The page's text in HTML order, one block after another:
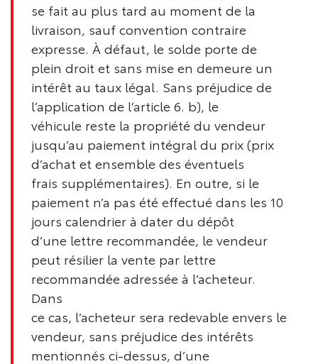
se fait au plus tard au moment de la
livraison, sauf convention contraire
expresse. À défaut, le solde porte de
plein droit et sans mise en demeure un
intérêt au taux légal. Sans préjudice de
l’application de l’article 6. b), le
véhicule reste la propriété du vendeur
jusqu’au paiement intégral du prix (prix
d’achat et ensemble des éventuels
frais supplémentaires). En outre, si le
paiement n’a pas été effectué dans les 10
jours calendrier à dater du dépôt
d’une lettre recommandée, le vendeur
peut résilier la vente par lettre
recommandée adressée à l’acheteur.
Dans
ce cas, l’acheteur sera redevable envers le
vendeur, sans préjudice des intérêts
mentionnés ci-dessus, d’une